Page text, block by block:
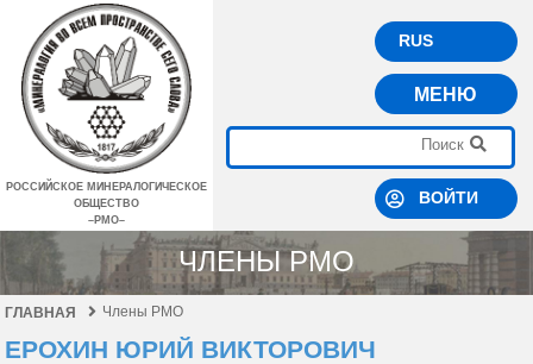
РОССИЙСКОЕ МИНЕРАЛОГИЧЕСКОЕ
ОБЩЕСТВО
–РМО–
RUS
МЕНЮ
ВОЙТИ
ЧЛЕНЫ РМО
ГЛАВНАЯ Члены РМО
ЕРОХИН ЮРИЙ ВИКТОРОВИЧ